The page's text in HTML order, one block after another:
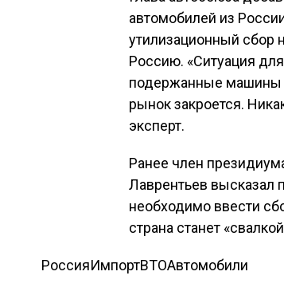
автомобилей из
утилизационный сбор
Россию. «Ситуация
подержанные машины
рынок закроется.
эксперт.
Ранее член
Лаврентьев высказал
необходимо ввести
страна станет
РоссияИмпортВТОАвтомобили